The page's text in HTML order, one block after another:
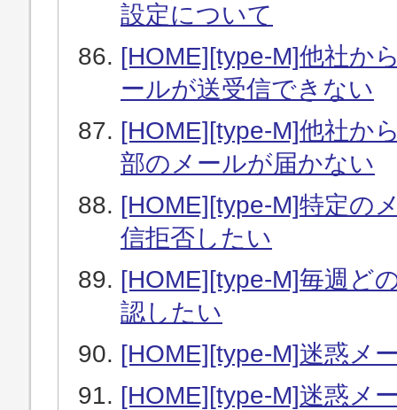
設定について
[HOME][type-M]他社か
ールが送受信できない
[HOME][type-M]他社か
部のメールが届かない
[HOME][type-M]特定の
信拒否したい
[HOME][type-M]毎週ど
認したい
[HOME][type-M]迷惑メ
[HOME][type-M]迷惑メ